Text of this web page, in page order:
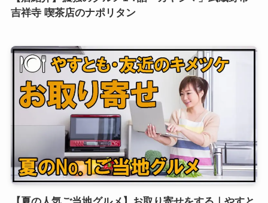
吉祥寺 喫茶店のナポリタン